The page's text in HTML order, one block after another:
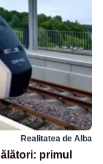
Realitatea de Alba
primul